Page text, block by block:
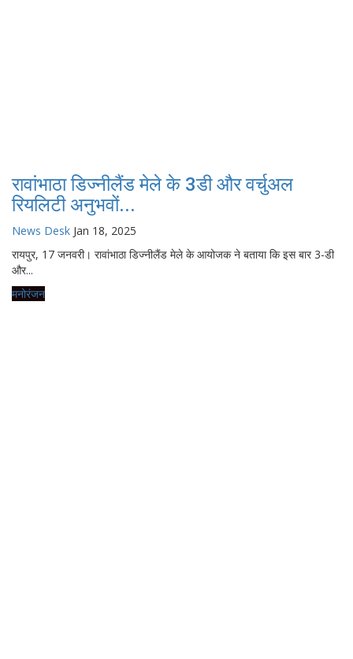
रावांभाठा डिज्नीलैंड मेले के 3डी और वर्चुअल
रियलिटी अनुभवों...
News Desk Jan 18, 2025
रायपुर, 17 जनवरी। रावांभाठा डिज्नीलैंड मेले के आयोजक ने बताया कि इस बार 3-डी
और...
मनोरंजन